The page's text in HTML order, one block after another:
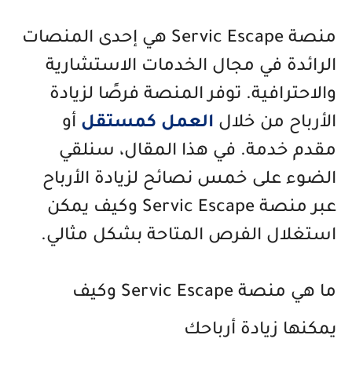
منصة Servic Escape هي إحدى المنصات
الرائدة في مجال الخدمات الاستشارية
والاحترافية. توفر المنصة فرصًا لزيادة
الأرباح من خلال العمل كمستقل أو
مقدم خدمة. في هذا المقال، سنلقي
الضوء على خمس نصائح لزيادة الأرباح
عبر منصة Servic Escape وكيف يمكن
استغلال الفرص المتاحة بشكل مثالي.
ما هي منصة Servic Escape وكيف
يمكنها زيادة أرباحك